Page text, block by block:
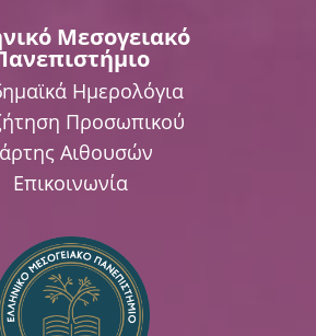
Μεσογειακό
Ημερολόγια
Προσωπικού
Αιθουσών
Επικοινωνία